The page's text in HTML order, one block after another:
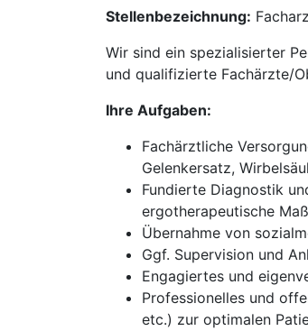
Stellenbezeichnung:
Wir sind ein spezialisierter
und qualifizierte Fachärzte/
Ihre Aufgaben:
Fachärztliche
Gelenkersatz,
Fundierte Diagnostik
ergotherapeutische
Übernahme von
Ggf. Supervision und
Engagiertes und
Professionelles und
etc.) zur optimalen